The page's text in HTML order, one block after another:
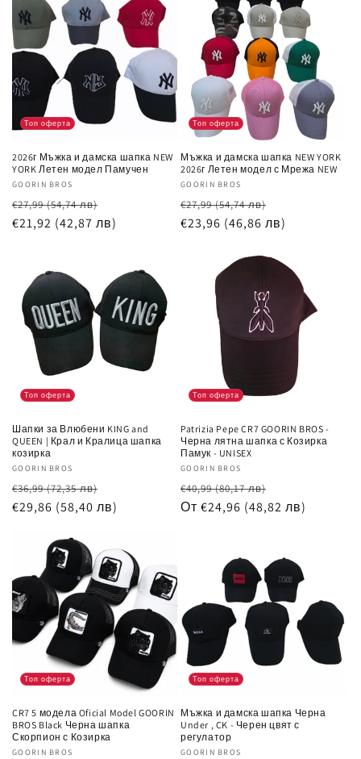
Топ оферта
2026г Мъжка и дамска шапка NEW
YORK Летен модел Памучен
Доставчик:
GOORIN BROS
Обичайна
цена
€27,99(54,74 лв)
при
€21,92 (42,87 лв)
Топ оферта
Мъжка и дамска шапка NEW YORK
2026г Летен модел с Мрежа NEW
Доставчик:
GOORIN BROS
Обичайна
цена
€27,99(54,74 лв)
при
€23,96 (46,86 лв)
Топ оферта
Шапки за Влюбени KING and
QUEEN | Крал и Кралица шапка
козирка
Доставчик:
GOORIN BROS
Обичайна
цена
€36,99(72,35 лв)
при
€29,86 (58,40 лв)
Топ оферта
Patrizia Pepe CR7 GOORIN BROS -
Черна лятна шапка с Козирка
Памук - UNISEX
Доставчик:
GOORIN BROS
Обичайна
цена
€40,99(80,17 лв)
при
От €24,96 (48,82 лв)
Топ оферта
CR7 5 модела Oficial Model GOORIN
BROS Black Черна шапка
Скорпион с Козирка
Доставчик:
GOORIN BROS
Топ оферта
Мъжка и дамска шапка Черна
Under , CK - Черен цвят с
регулатор
Доставчик:
GOORIN BROS